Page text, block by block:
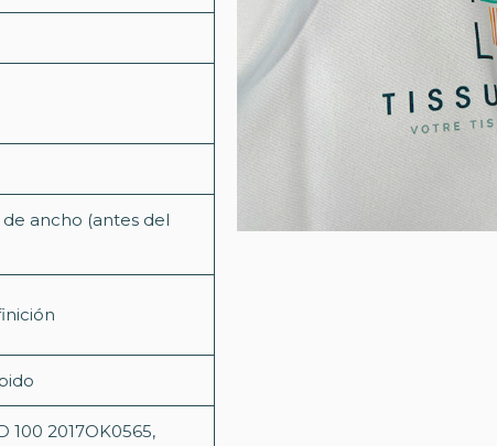
de ancho (antes del
100 2017OK0565,